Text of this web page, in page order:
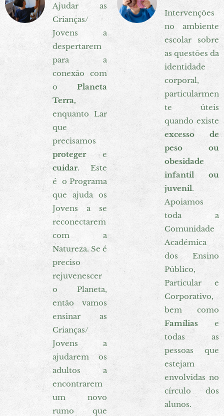
Ajudar as
Crianças/
Jovens a
despertarem
para a
conexão com
o Planeta
Terra,
enquanto Lar
que
precisamos
proteger e
cuidar. Este
é o Programa
que ajuda os
Jovens a se
reconectarem
com a
Natureza. Se é
preciso
rejuvenescer
o Planeta,
então vamos
ensinar as
Crianças/
Jovens a
ajudarem os
adultos a
encontrarem
um novo
rumo que
Intervenções
no ambiente
escolar sobre
as questões da
identidade
corporal,
particularmen
te úteis
quando existe
excesso de
peso ou
obesidade
infantil ou
juvenil.
Apoiamos
toda a
Comunidade
Académica
dos Ensino
Público,
Particular e
Corporativo,
bem como
Famílias e
todas as
pessoas que
estejam
envolvidas no
círculo dos
alunos.